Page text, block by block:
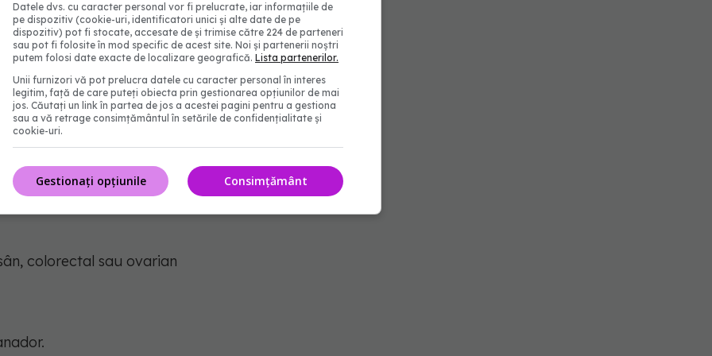
mai mult estrogen, hormonul care crește
70% dintre cazuri sunt asociate cu obezitatea.
obezitatea
colorectal sau ovarian
Datele dvs. cu caracter personal vor fi prelucrate, iar informațiile de
pe dispozitiv (cookie-uri, identificatori unici și alte date de pe
dispozitiv) pot fi stocate, accesate de și trimise către 224 de parteneri
sau pot fi folosite în mod specific de acest site. Noi și partenerii noștri
putem folosi date exacte de localizare geografică. Lista partenerilor.
Unii furnizori vă pot prelucra datele cu caracter personal în interes
legitim, față de care puteți obiecta prin gestionarea opțiunilor de mai
jos. Căutați un link în partea de jos a acestei pagini pentru a gestiona
sau a vă retrage consimțământul în setările de confidențialitate și
cookie-uri.
Consimțământ
Gestionați opțiunile